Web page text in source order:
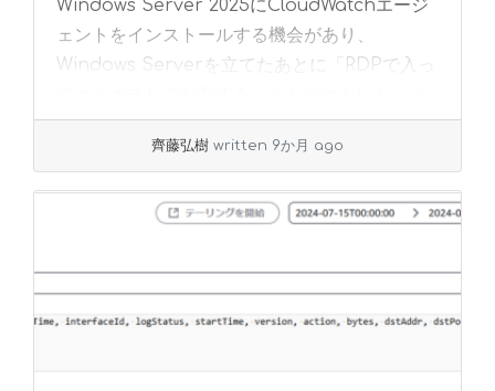
Windows Server 2025にCloudWatchエージ
ェントをインストールする機会があり、
Windows Serverを立てたあとに「RDPで入っ
ふと思いました。 ... »read more
齊藤弘樹 written 9か月 ago